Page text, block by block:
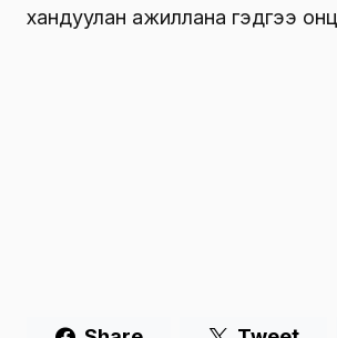
хандуулан ажиллана гэдгээ